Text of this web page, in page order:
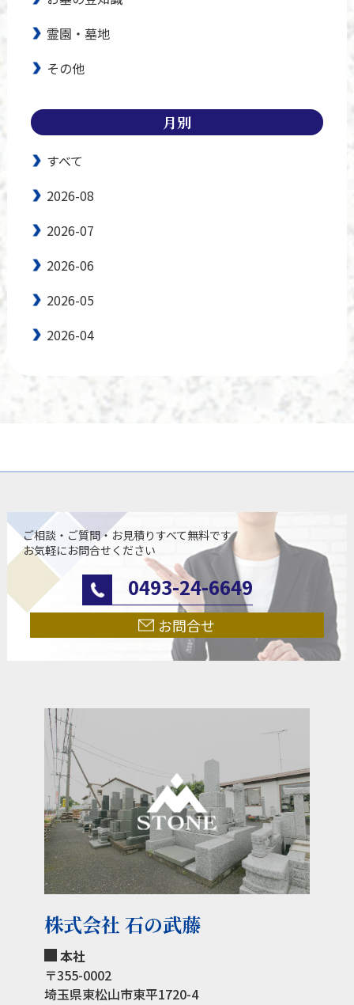
霊園・墓地
その他
月別
すべて
2026-08
2026-07
2026-06
2026-05
2026-04
ご相談・ご質問・お見積りすべて無料です
お気軽にお問合せください
0493-24-6649
お問合せ
株式会社 石の武藤
本社
〒355-0002
埼玉県東松山市東平1720-4